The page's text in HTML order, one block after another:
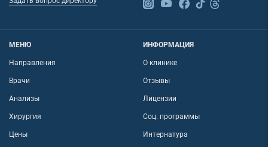
МЕНЮ
Направления
Врачи
Анализы
Хирургия
Цены
ИНФОРМАЦИЯ
О клинике
Отзывы
Лицензии
Соц. программы
Интернатура